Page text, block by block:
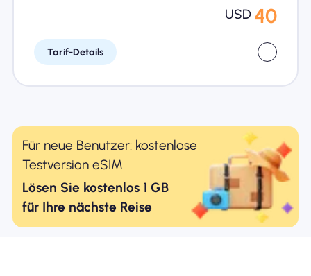
USD 40
Tarif-Details
Für neue Benutzer: kostenlose
Testversion eSIM
Lösen Sie kostenlos 1 GB
für Ihre nächste Reise